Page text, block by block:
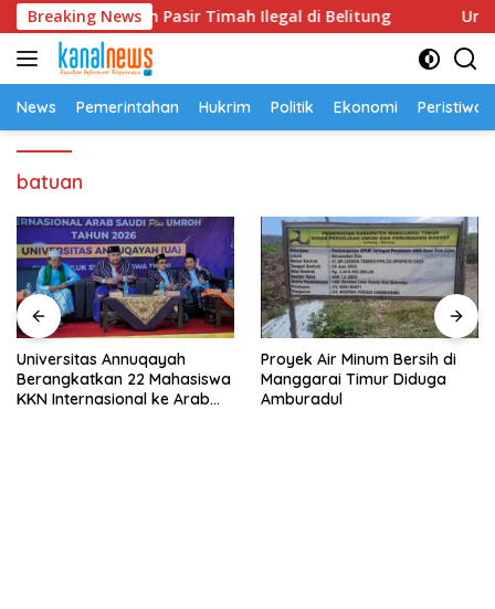
Langsung
ke
konten
Breaking News
Ton Pasir Timah Ilegal di Belitung Universitas
News Pemerintahan Hukrim Politik Ekonomi Peristiwa
batuan
Universitas Annuqayah
Berangkatkan 22 Mahasiswa
KKN Internasional ke Arab
Proyek Air Minum Bersih di
Manggarai Timur Diduga
Amburadul